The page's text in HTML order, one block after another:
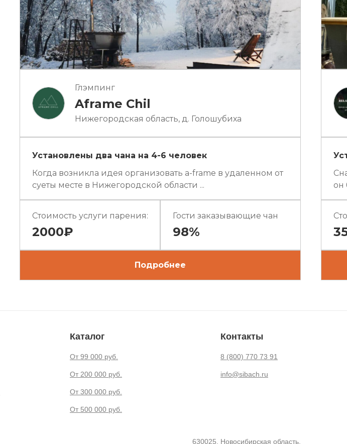
Подробнее
Глэмпинг
Стоимость услуги парения:
Нижегородская область, д. Голошубиха
Установлены два чана на 4-6 человек
Когда возникла идея организовать a-frame в удаленном от
суеты месте в Нижегородской области ...
Aframe Chil
2000₽
Гости заказывающие чан
98%
он
Контакты
Каталог
От 500 000 руб.
От 99 000 руб.
От 300 000 руб.
От 200 000 руб.
8 (800) 770 73 91
info@sibach.ru
630025, Новосибирская область,